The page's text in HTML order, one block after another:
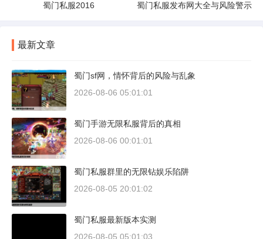
蜀门私服2016 蜀门私服发布网大全与风险警示
最新文章
蜀门sf网，情怀背后的风险与乱象
2026-08-06 05:01:01
蜀门手游无限私服背后的真相
2026-08-06 00:01:01
蜀门私服群里的无限钻娱乐陷阱
2026-08-05 20:01:02
蜀门私服最新版本实测
2026-08-05 05:01:03